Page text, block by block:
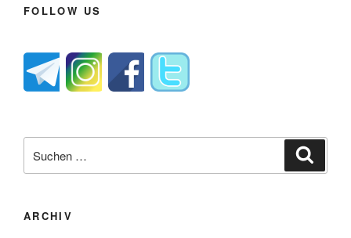
FOLLOW US
nach:
ARCHIV